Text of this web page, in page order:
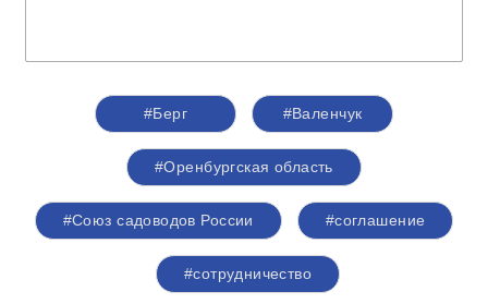
#Берг #Валенчук
#Оренбургская область
#Союз садоводов России #соглашение
#сотрудничество